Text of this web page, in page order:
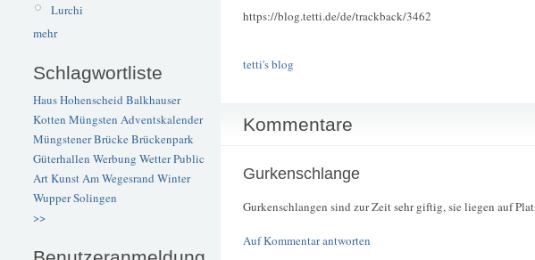
Lurchi
mehr
Schlagwortliste
Haus Hohenscheid Balkhauser
Kotten Müngsten Adventskalender
Müngstener BrückeBrückenpark
Güterhallen Werbung WetterPublic
ArtKunstAm Wegesrand Winter
WupperSolingen
>>
https://blog.tetti.de/de/trackback/3462
tetti's blog
Kommentare
Gurkenschlange
Gurkenschlangen sind zur Zeit sehr giftig, sie liegen auf
Auf Kommentar antworten